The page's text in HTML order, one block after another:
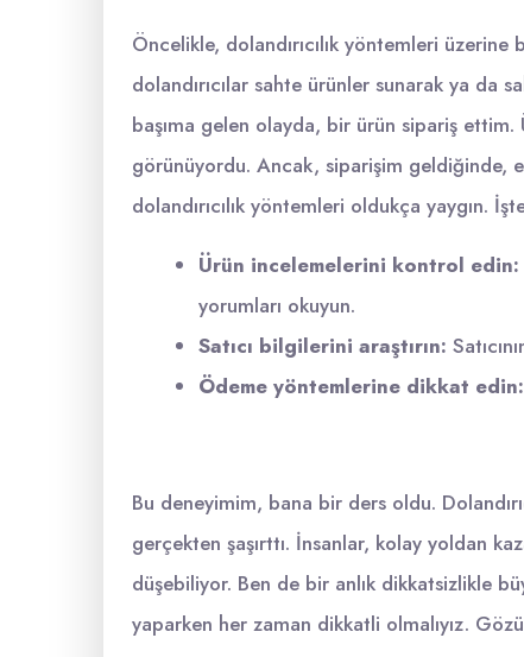
Öncelikle, dolandırıcılık yöntemleri
dolandırıcılar sahte ürünler sunarak ya da
başıma gelen olayda, bir ürün sipariş
görünüyordu. Ancak, siparişim geldiğinde,
dolandırıcılık yöntemleri oldukça yaygın.
Ürün incelemelerini kontrol edin:
yorumları okuyun.
Satıcı bilgilerini araştırın:
Ödeme yöntemlerine dikkat edin:
Bu deneyimim, bana bir ders oldu.
gerçekten şaşırttı. İnsanlar, kolay yoldan
düşebiliyor. Ben de bir anlık dikkatsizlikle
yaparken her zaman dikkatli olmalıyız.